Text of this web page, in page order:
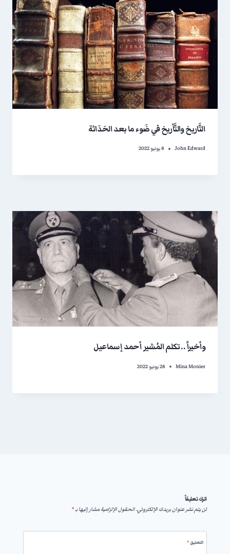
التَّاريخ والتَّأريخ في ضَوء ما بعد الحَدَاثة
John Edward 8 يونيو 2022
وأخيراً .. تكلم المُشير أحمد إسماعيل
Mina Monier 28 يونيو 2022
اترك تعليقاً
لن يتم نشر عنوان بريدك الإلكتروني.الحقول الإلزامية مشار إليها بـ*
التعليق*